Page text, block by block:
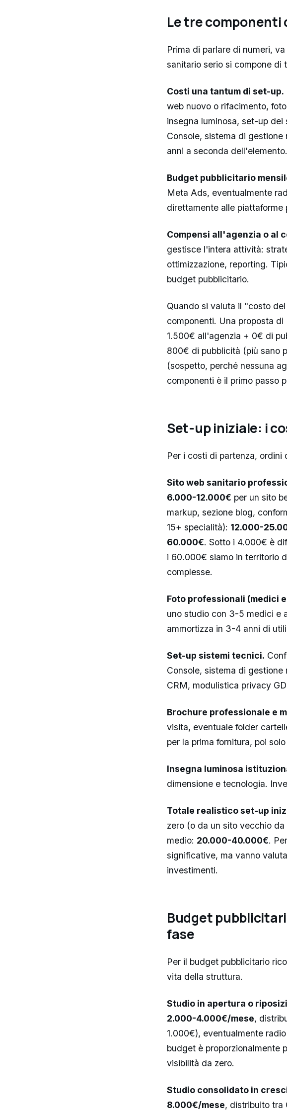
Le tre
Prima di parlare di numeri,
sanitario serio si compone di
Costi una tantum di set-up.
web nuovo o rifacimento,
insegna luminosa, set-up
Console, sistema di
anni a seconda dell'elemento.
Budget pubblicitario
Meta Ads, eventualmente
direttamente alle piattaforme
Compensi all'agenzia o al
gestisce l'intera attività:
ottimizzazione, reporting.
budget pubblicitario.
Quando si valuta il "costo
componenti. Una proposta
1.500€ all'agenzia + 0€ di
800€ di pubblicità (più sano
(sospetto, perché nessuna
componenti è il primo passo
Set-up iniziale: i
Per i costi di partenza, ordini
Sito web sanitario
6.000-12.000€ per un sito
markup, sezione blog,
15+ specialità): 12.000-
60.000€. Sotto i 4.000€ è
i 60.000€ siamo in territorio
complesse.
Foto professionali (medici
uno studio con 3-5 medici e
ammortizza in 3-4 anni di
Set-up sistemi tecnici.
Console, sistema di
CRM, modulistica privacy
Brochure professionale e
visita, eventuale folder
per la prima fornitura, poi
Insegna luminosa
dimensione e tecnologia.
Totale realistico set-up
zero (o da un sito vecchio da
medio: 20.000-40.000€.
significative, ma vanno
investimenti.
Budget
fase
Per il budget pubblicitario
vita della struttura.
Studio in apertura o
2.000-4.000€/mese,
1.000€), eventualmente
budget è proporzionalmente
visibilità da zero.
Studio consolidato in
8.000€/mese, distribuito